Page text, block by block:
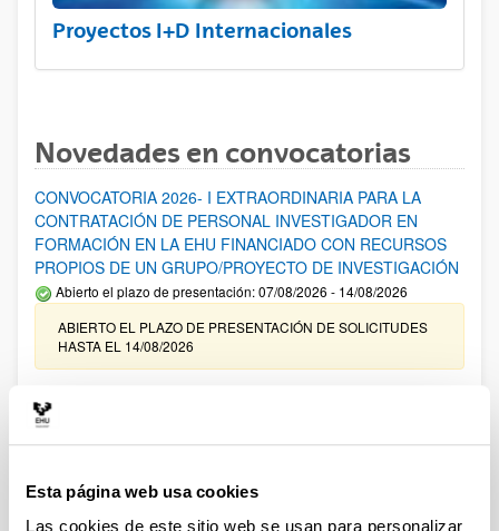
Esta página web usa cookies
Las cookies de este sitio web se usan para personalizar
Proyectos I+D Internacionales
Novedades en convocatorias
CONVOCATORIA 2026- I EXTRAORDINARIA PARA LA
CONTRATACIÓN DE PERSONAL INVESTIGADOR EN
FORMACIÓN EN LA EHU FINANCIADO CON RECURSOS
PROPIOS DE UN GRUPO/PROYECTO DE INVESTIGACIÓN
Abierto el plazo de presentación: 07/08/2026 - 14/08/2026
ABIERTO EL PLAZO DE PRESENTACIÓN DE SOLICITUDES
HASTA EL 14/08/2026
Ayudas para financiación de la adquisición y renovación de
infraestructura científica y fondos bibliográficos en la
UPV/EHU 2026
25/03/2026: Corrección de errores del listado provisional de
solicitudes admitidas y excluidas. 23/03/2026: Relación